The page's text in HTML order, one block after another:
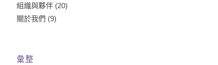
組織與夥伴(20)
關於我們 (9)
彙整